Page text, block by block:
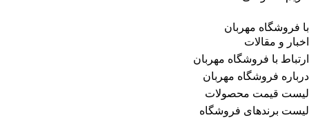
با فروشگاه مهربان
اخبار و مقالات
ارتباط با فروشگاه مهربان
درباره فروشگاه مهربان
لیست قیمت محصولات
لیست برندهای فروشگاه